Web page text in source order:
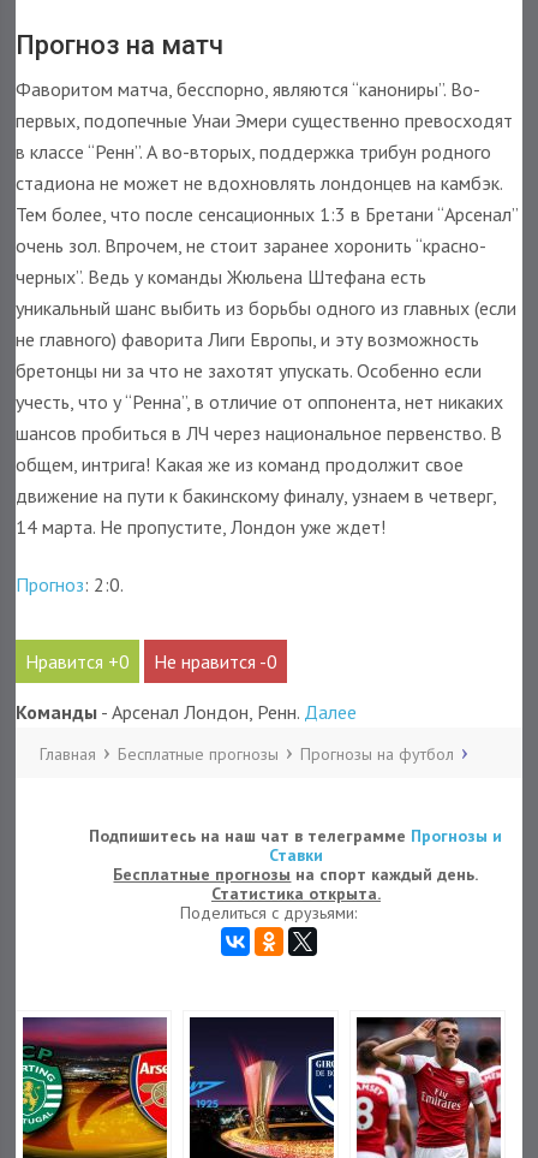
Прогноз на матч
Фаворитом матча, бесспорно, являются “канониры”. Во-
первых, подопечные Унаи Эмери существенно превосходят
в классе “Ренн”. А во-вторых, поддержка трибун родного
стадиона не может не вдохновлять лондонцев на камбэк.
Тем более, что после сенсационных 1:3 в Бретани “Арсенал”
очень зол. Впрочем, не стоит заранее хоронить “красно-
черных”. Ведь у команды Жюльена Штефана есть
уникальный шанс выбить из борьбы одного из главных (если
не главного) фаворита Лиги Европы, и эту возможность
бретонцы ни за что не захотят упускать. Особенно если
учесть, что у “Ренна”, в отличие от оппонента, нет никаких
шансов пробиться в ЛЧ через национальное первенство. В
общем, интрига! Какая же из команд продолжит свое
движение на пути к бакинскому финалу, узнаем в четверг,
14 марта. Не пропустите, Лондон уже ждет!
Прогноз: 2:0.
0 0
Команды - Арсенал Лондон, Ренн. Далее
Главная Бесплатные прогнозы Прогнозы на футбол
Подпишитесь на наш чат в телеграмме Прогнозы и
Ставки
Бесплатные прогнозы на спорт каждый день.
Статистика открыта.
Поделиться с друзьями: